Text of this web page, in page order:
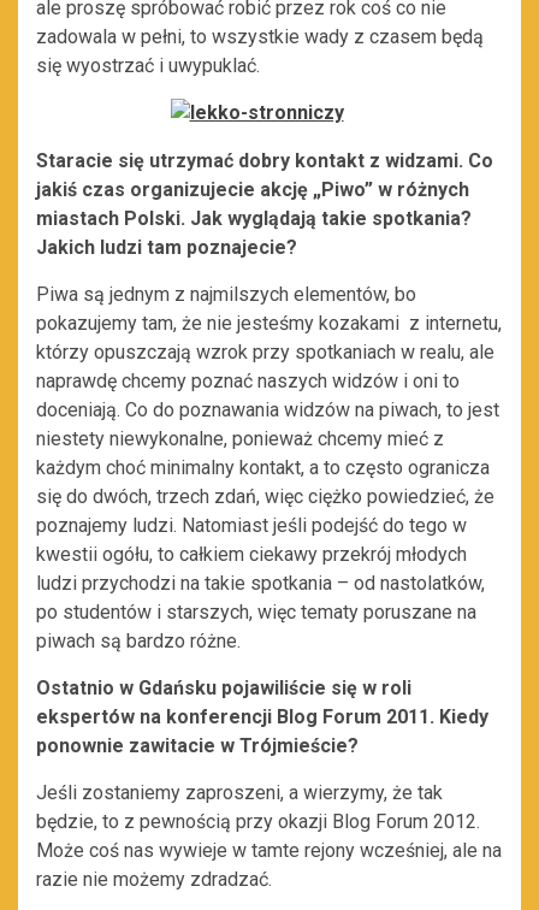
ale proszę spróbować robić przez rok coś co nie
zadowala w pełni, to wszystkie wady z czasem będą
się wyostrzać i uwypuklać.
Staracie się utrzymać dobry kontakt z widzami. Co
jakiś czas organizujecie akcję „Piwo” w różnych
miastach Polski. Jak wyglądają takie spotkania?
Jakich ludzi tam poznajecie?
Piwa są jednym z najmilszych elementów, bo
pokazujemy tam, że nie jesteśmy kozakami z internetu,
którzy opuszczają wzrok przy spotkaniach w realu, ale
naprawdę chcemy poznać naszych widzów i oni to
doceniają. Co do poznawania widzów na piwach, to jest
niestety niewykonalne, ponieważ chcemy mieć z
każdym choć minimalny kontakt, a to często ogranicza
się do dwóch, trzech zdań, więc ciężko powiedzieć, że
poznajemy ludzi. Natomiast jeśli podejść do tego w
kwestii ogółu, to całkiem ciekawy przekrój młodych
ludzi przychodzi na takie spotkania – od nastolatków,
po studentów i starszych, więc tematy poruszane na
piwach są bardzo różne.
Ostatnio w Gdańsku pojawiliście się w roli
ekspertów na konferencji Blog Forum 2011. Kiedy
ponownie zawitacie w Trójmieście?
Jeśli zostaniemy zaproszeni, a wierzymy, że tak
będzie, to z pewnością przy okazji Blog Forum 2012.
Może coś nas wywieje w tamte rejony wcześniej, ale na
razie nie możemy zdradzać.